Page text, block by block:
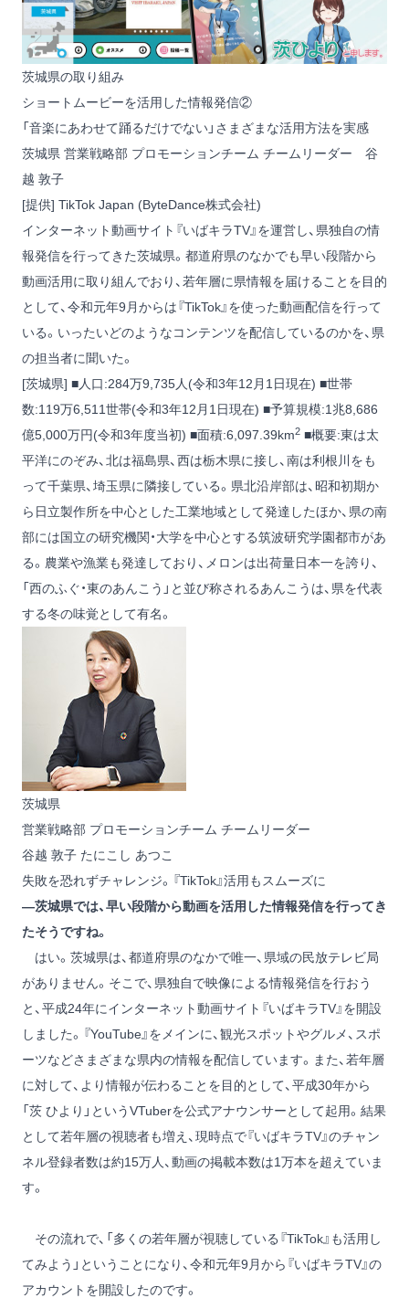
茨城県の取り組み
ショートムービーを活用した情報発信②
「音楽にあわせて踊るだけでない」さまざまな活用方法を実感
茨城県 営業戦略部 プロモーションチーム チームリーダー 谷
越 敦子
[提供] TikTok Japan (ByteDance株式会社)
インターネット動画サイト『いばキラTV』を運営し、県独自の情
報発信を行ってきた茨城県。都道府県のなかでも早い段階から
動画活用に取り組んでおり、若年層に県情報を届けることを目的
として、令和元年9月からは『TikTok』を使った動画配信を行って
いる。いったいどのようなコンテンツを配信しているのかを、県
の担当者に聞いた。
[茨城県] ■人口:284万9,735人(令和3年12月1日現在) ■世帯
数:119万6,511世帯(令和3年12月1日現在) ■予算規模:1兆8,686
億5,000万円(令和3年度当初) ■面積:6,097.39km2 ■概要:東は太
平洋にのぞみ、北は福島県、西は栃木県に接し、南は利根川をも
って千葉県、埼玉県に隣接している。県北沿岸部は、昭和初期か
ら日立製作所を中心とした工業地域として発達したほか、県の南
部には国立の研究機関・大学を中心とする筑波研究学園都市があ
る。農業や漁業も発達しており、メロンは出荷量日本一を誇り、
「西のふぐ・東のあんこう」と並び称されるあんこうは、県を代表
する冬の味覚として有名。
茨城県
営業戦略部 プロモーションチーム チームリーダー
谷越 敦子 たにこし あつこ
失敗を恐れずチャレンジ。『TikTok』活用もスムーズに
―茨城県では、早い段階から動画を活用した情報発信を行ってき
たそうですね。
はい。茨城県は、都道府県のなかで唯一、県域の民放テレビ局
がありません。そこで、県独自で映像による情報発信を行おう
と、平成24年にインターネット動画サイト『いばキラTV』を開設
しました。『YouTube』をメインに、観光スポットやグルメ、スポ
ーツなどさまざまな県内の情報を配信しています。また、若年層
に対して、より情報が伝わることを目的として、平成30年から
「茨 ひより」というVTuberを公式アナウンサーとして起用。結果
として若年層の視聴者も増え、現時点で『いばキラTV』のチャン
ネル登録者数は約15万人、動画の掲載本数は1万本を超えていま
す。
その流れで、「多くの若年層が視聴している『TikTok』も活用し
てみよう」ということになり、令和元年9月から『いばキラTV』の
アカウントを開設したのです。